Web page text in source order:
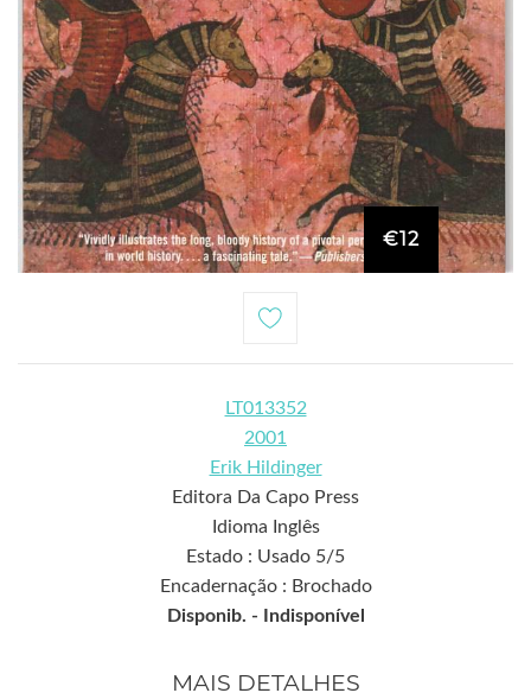
€12
LT013352
2001
Erik Hildinger
Editora Da Capo Press
Idioma Inglês
Estado : Usado 5/5
Encadernação : Brochado
Disponib. -
Indisponível
MAIS DETALHES